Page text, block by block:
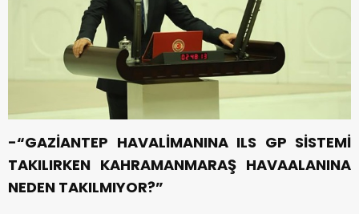
-“GAZİANTEP HAVALİMANINA ILS GP SİSTEMİ
TAKILIRKEN KAHRAMANMARAŞ HAVAALANINA
NEDEN TAKILMIYOR?”